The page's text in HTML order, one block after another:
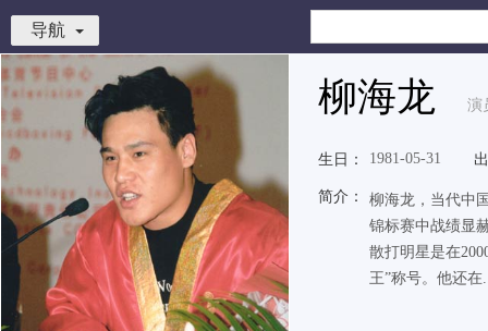
导航
柳海龙 演
生日： 1981-05-31
简介：
柳海龙，当代中
锦标赛中战绩显
散打明星是在
王”称号。他还在